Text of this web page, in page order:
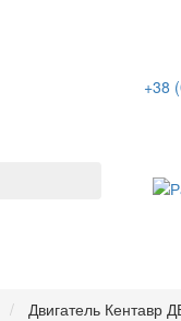
+38
Двигатель Кентавр